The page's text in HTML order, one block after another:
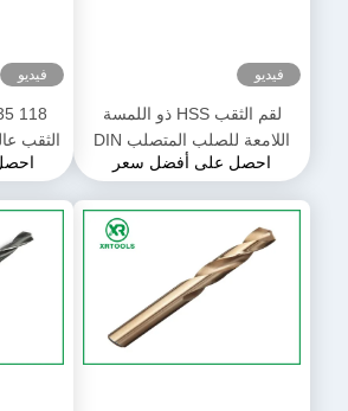
فيديو
لقم الثقب HSS ذو اللمسة
اللامعة للصلب المتصلب DIN
338 لقم الثقب الملتوي لليد
احصل على أفضل سعر
فيديو
لون